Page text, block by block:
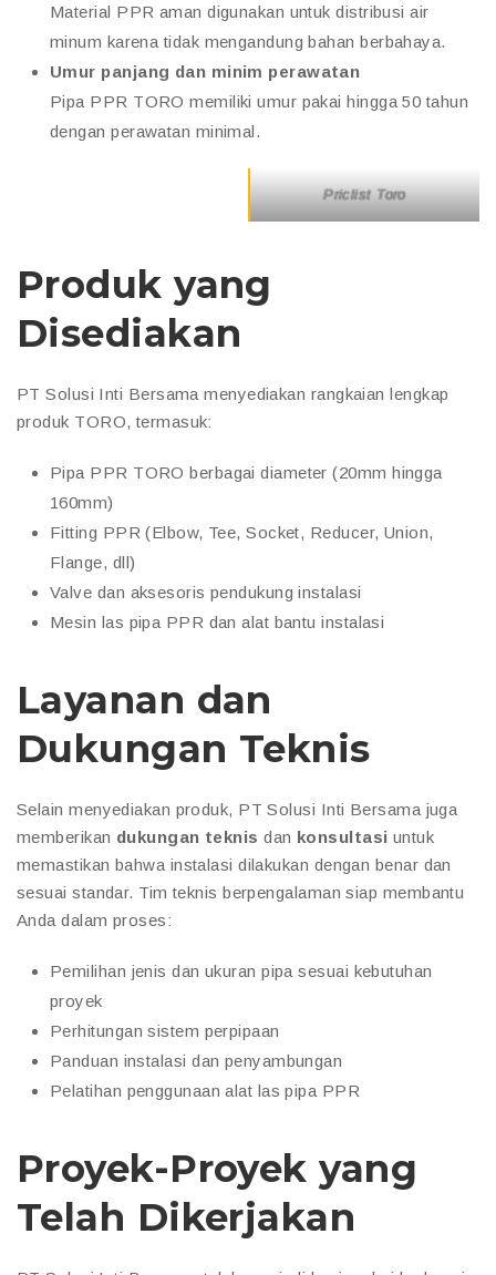
Material PPR aman digunakan untuk distribusi air
minum karena tidak mengandung bahan berbahaya.
Umur panjang dan minim perawatan
Pipa PPR TORO memiliki umur pakai hingga 50 tahun
dengan perawatan minimal.
Priclist Toro
Produk yang
Disediakan
PT Solusi Inti Bersama menyediakan rangkaian lengkap
produk TORO, termasuk:
Pipa PPR TORO berbagai diameter (20mm hingga
160mm)
Fitting PPR (Elbow, Tee, Socket, Reducer, Union,
Flange, dll)
Valve dan aksesoris pendukung instalasi
Mesin las pipa PPR dan alat bantu instalasi
Layanan dan
Dukungan Teknis
Selain menyediakan produk, PT Solusi Inti Bersama juga
memberikan dukungan teknis dan konsultasi untuk
memastikan bahwa instalasi dilakukan dengan benar dan
sesuai standar. Tim teknis berpengalaman siap membantu
Anda dalam proses:
Pemilihan jenis dan ukuran pipa sesuai kebutuhan
proyek
Perhitungan sistem perpipaan
Panduan instalasi dan penyambungan
Pelatihan penggunaan alat las pipa PPR
Proyek-Proyek yang
Telah Dikerjakan